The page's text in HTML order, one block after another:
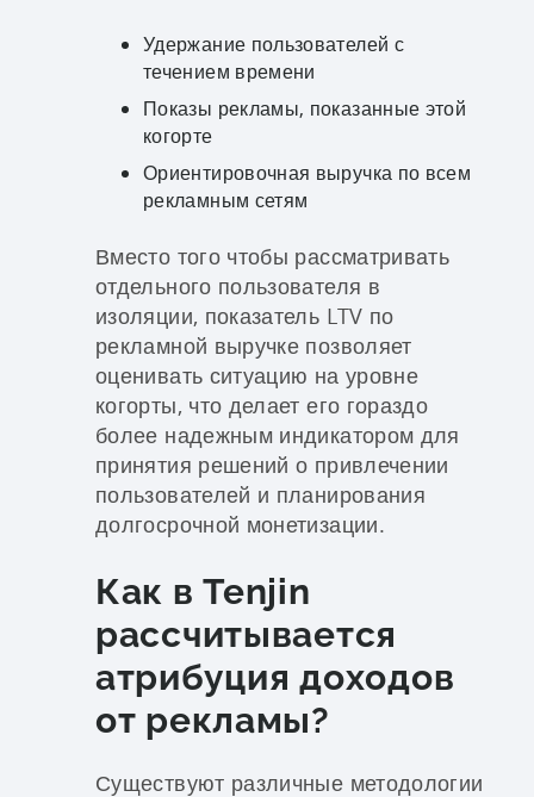
Удержание пользователей с
течением времени
Показы рекламы, показанные этой
когорте
Ориентировочная выручка по всем
рекламным сетям
Вместо того чтобы рассматривать
отдельного пользователя в
изоляции, показатель LTV по
рекламной выручке позволяет
оценивать ситуацию на уровне
когорты, что делает его гораздо
более надежным индикатором для
принятия решений о привлечении
пользователей и планирования
долгосрочной монетизации.
Как в Tenjin
рассчитывается
атрибуция доходов
от рекламы?
Существуют различные методологии